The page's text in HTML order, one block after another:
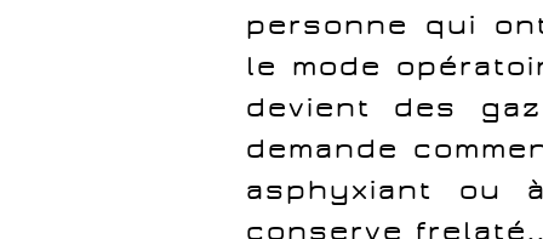
personne qui
le mode
devient des
demande
asphyxiant ou
conserve